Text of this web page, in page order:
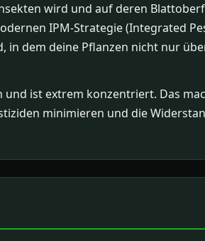
wird und auf deren
IPM-Strategie (Integrated
in dem deine Pflanzen nicht nur
ist extrem konzentriert. Das
minimieren und die